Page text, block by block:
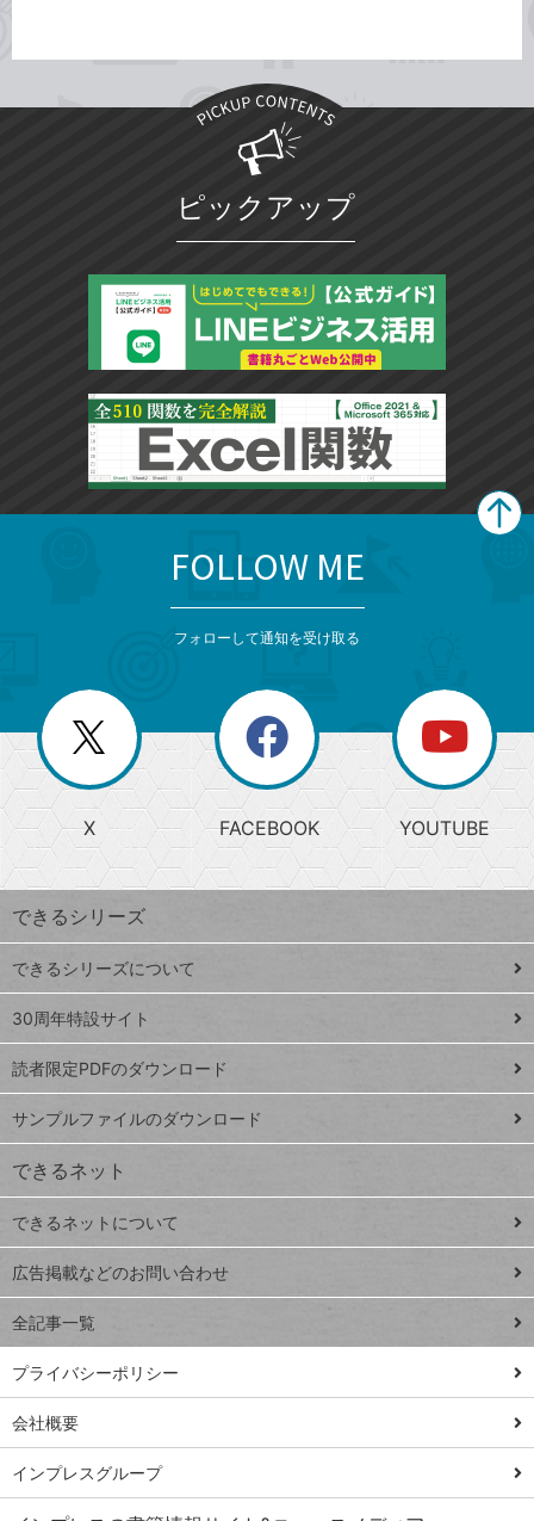
ピックアップ
じ
る
search
検
索
上
昇
ワ
ー
ド
Google
スプレ
ッドシ
ート
iPhone
VLOOKUP
close
閉じ
る
閉
じ
る
ー
か
ら
探
す
ト
ッ
プ
ペ
ジ
連載
Excel Q&A
トイアンナ流仕
事術
ではじめる業務
の完全自動化
AI議事録作成術
Windows 11
Q&A
FOLLOW ME
フォローして通知を受け取る
X FACEBOOK YOUTUBE
できるシリーズ
できるシリーズについて
30周年特設サイト
読者限定PDFのダウンロード
サンプルファイルのダウンロード
できるネット
できるネットについて
広告掲載などのお問い合わせ
全記事一覧
プライバシーポリシー
会社概要
インプレスグループ